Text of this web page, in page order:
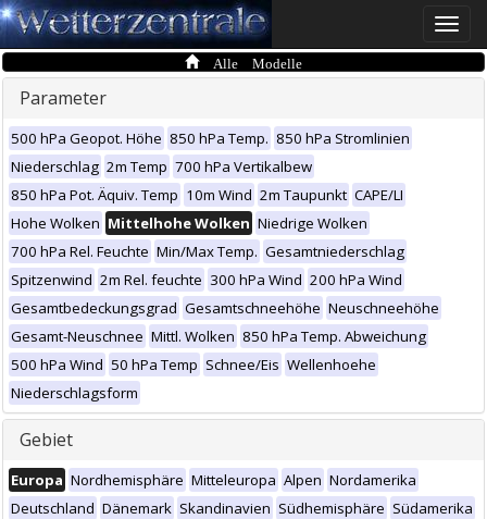
Toggle
Alle Modelle
Parameter
500 hPa Geopot. Höhe 850 hPa Temp. 850 hPa Stromlinien
Niederschlag 2m Temp 700 hPa Vertikalbew
850 hPa Pot. Äquiv. Temp 10m Wind 2m Taupunkt CAPE/LI
Hohe Wolken Mittelhohe Wolken Niedrige Wolken
700 hPa Rel. Feuchte Min/Max Temp. Gesamtniederschlag
Spitzenwind 2m Rel. feuchte 300 hPa Wind 200 hPa Wind
Gesamtbedeckungsgrad Gesamtschneehöhe Neuschneehöhe
Gesamt-Neuschnee Mittl. Wolken 850 hPa Temp. Abweichung
500 hPa Wind 50 hPa Temp Schnee/Eis Wellenhoehe
Niederschlagsform
Gebiet
Europa Nordhemisphäre Mitteleuropa Alpen Nordamerika
Deutschland Dänemark Skandinavien Südhemisphäre Südamerika